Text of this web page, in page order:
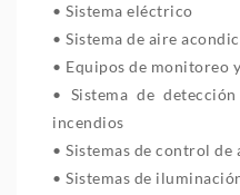
• Sistema eléctrico
• Sistema de aire
• Equipos de monitoreo
• Sistema de
incendios
• Sistemas de control de
• Sistemas de